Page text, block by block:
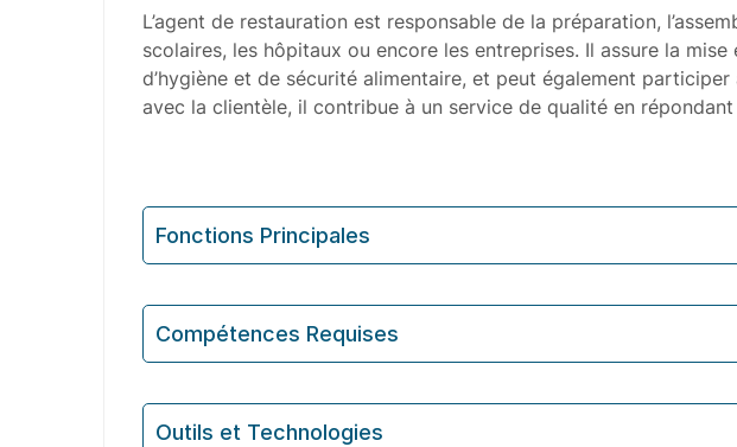
L’agent de restauration est responsable de la préparation,
scolaires, les hôpitaux ou encore les entreprises. Il assure la
d’hygiène et de sécurité alimentaire, et peut également
avec la clientèle, il contribue à un service de qualité en
Fonctions Principales
Compétences Requises
Outils et Technologies ️